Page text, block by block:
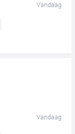
Vandaag
Vandaag